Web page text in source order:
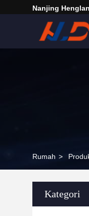
Nanjing
Rumah >
Kategori